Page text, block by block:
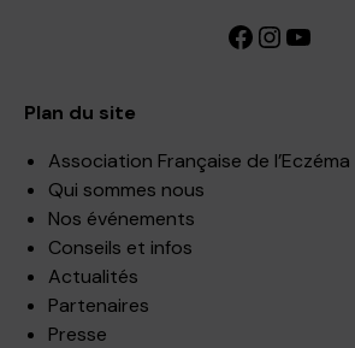
Facebook InstagramYouTube
Plan du site
Association Française de l’Eczéma
Qui sommes nous
Nos événements
Conseils et infos
Actualités
Partenaires
Presse